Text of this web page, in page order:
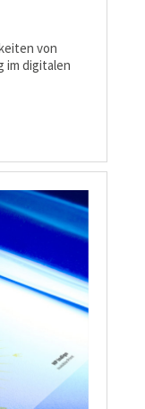
von
im digitalen